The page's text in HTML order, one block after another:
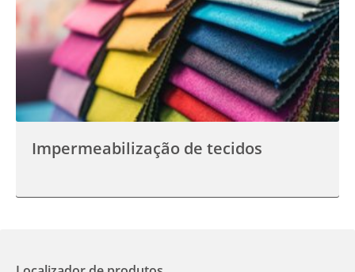
Impermeabilização de tecidos